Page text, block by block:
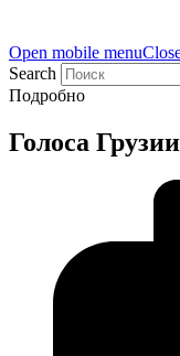
Open mobile menu
Search
Подробно
Голоса